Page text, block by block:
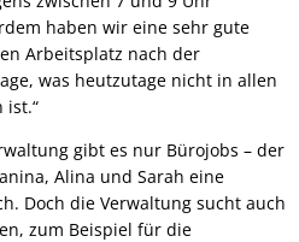
haben wir eine sehr gute
Arbeitsplatz nach der
was heutzutage nicht in allen
ist.“
gibt es nur Bürojobs – der
Alina und Sarah eine
Doch die Verwaltung sucht auch
zum Beispiel für die